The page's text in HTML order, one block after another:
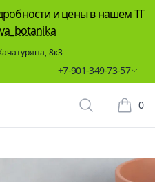
и цены в нашем ТГ
8к3
+7-901-349-73-57
Поиск
0